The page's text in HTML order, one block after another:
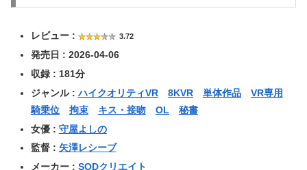
レビュー : 3.72
発売日 : 2026-04-06
収録 : 181分
ジャンル :ハイクオリティVR 8KVR 単体作品
VR専用
騎乗位
拘束 キス・接吻 OL
秘書
女優 : 守屋よしの
監督 : 矢澤レシーブ
メーカー : SODクリエイト